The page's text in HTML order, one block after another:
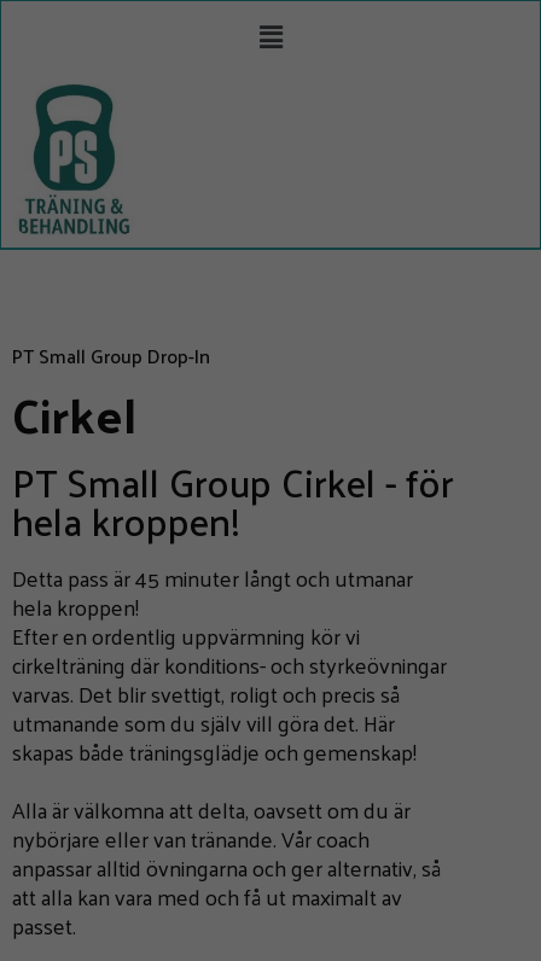
PT Small Group Drop-In
Cirkel
PT Small Group Cirkel - för
hela kroppen!
Detta pass är 45 minuter långt och utmanar
hela kroppen!
Efter en ordentlig uppvärmning kör vi
cirkelträning där konditions- och styrkeövningar
varvas. Det blir svettigt, roligt och precis så
utmanande som du själv vill göra det. Här
skapas både träningsglädje och gemenskap!
Alla är välkomna att delta, oavsett om du är
nybörjare eller van tränande. Vår coach
anpassar alltid övningarna och ger alternativ, så
att alla kan vara med och få ut maximalt av
passet.